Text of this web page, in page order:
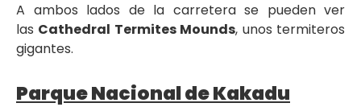
A ambos lados de la carretera se pueden ver
las Cathedral Termites Mounds, unos termiteros
gigantes.
Parque Nacional de Kakadu